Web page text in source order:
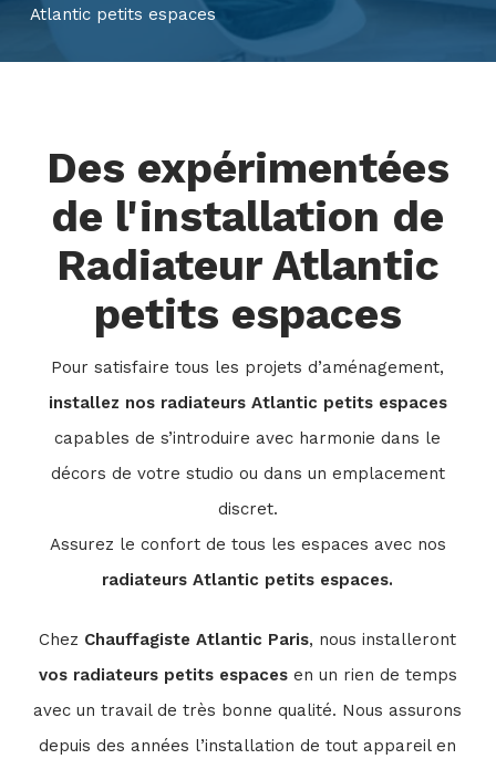
Atlantic petits espaces
Des expérimentées
de l'installation de
Radiateur Atlantic
petits espaces
Pour satisfaire tous les projets d’aménagement,
installez nos radiateurs Atlantic petits espaces
capables de s’introduire avec harmonie dans le
décors de votre studio ou dans un emplacement
discret.
Assurez le confort de tous les espaces avec nos
radiateurs Atlantic petits espaces.
Chez Chauffagiste Atlantic Paris, nous installeront
vos radiateurs petits espaces en un rien de temps
avec un travail de très bonne qualité. Nous assurons
depuis des années l’installation de tout appareil en